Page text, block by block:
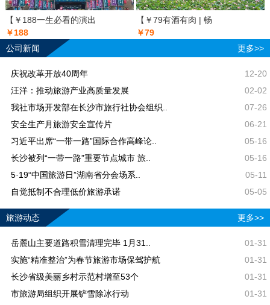
【￥188一生必看的演出
￥188
【￥79有酒有肉 | 畅
￥79
公司新闻
更多>>
庆祝改革开放40周年
12-20
汪洋：推动旅游产业高质量发展
02-02
我社市场开发部在长沙市旅行社协会组织..
07-26
安全生产月旅游安全宣传片
06-21
习近平出席“一带一路”国际合作高峰论..
05-16
长沙被列“一带一路”重要节点城市 旅..
05-16
5·19“中国旅游日”湖南省分会场系..
05-11
自觉抵制不合理低价旅游承诺
05-05
旅游动态 更多>>
岳麓山主要道路积雪清理完毕 1月31..
01-31
实施“精准整治”为春节旅游市场保驾护航
01-31
长沙省级美丽乡村示范村增至53个
01-31
市旅游局组织开展铲雪除冰行动
01-31